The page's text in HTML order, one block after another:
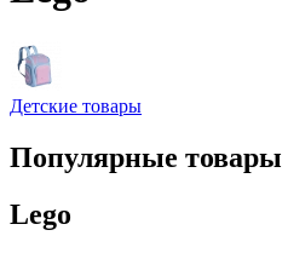
Детские товары
Популярные товары
Lego